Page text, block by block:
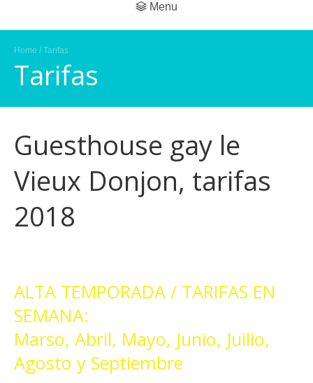
Menu
Home / Tarifas
Tarifas
Guesthouse gay le
Vieux Donjon, tarifas
2018
ALTA TEMPORADA / TARIFAS EN
SEMANA:
Marso, Abril, Mayo, Junio, Juilio,
Agosto y Septiembre